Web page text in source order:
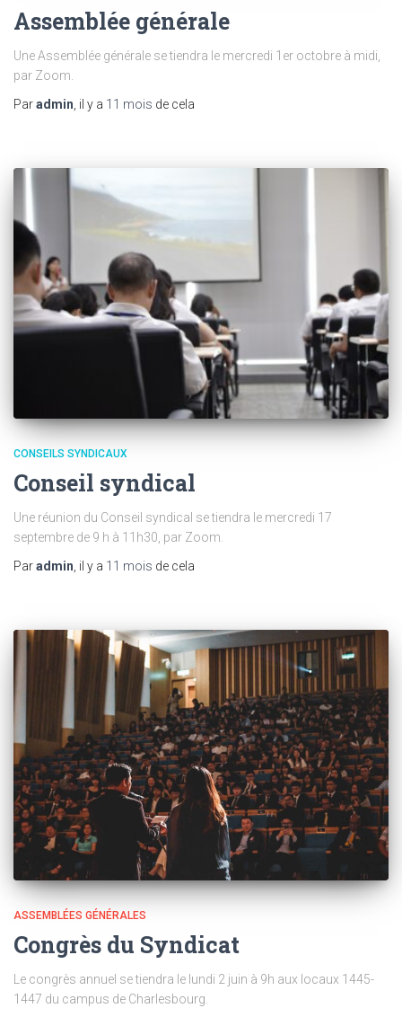
Assemblée générale
Une Assemblée générale se tiendra le mercredi 1er octobre à midi,
par Zoom.
Paradmin, il y a 11 mois de cela
CONSEILS SYNDICAUX
Conseil syndical
Une réunion du Conseil syndical se tiendra le mercredi 17
septembre de 9 h à 11h30, par Zoom.
Paradmin , il y a 11 mois de cela
ASSEMBLÉES GÉNÉRALES
Congrès du Syndicat
Le congrès annuel se tiendra le lundi 2 juin à 9h aux locaux 1445-
1447 du campus de Charlesbourg.